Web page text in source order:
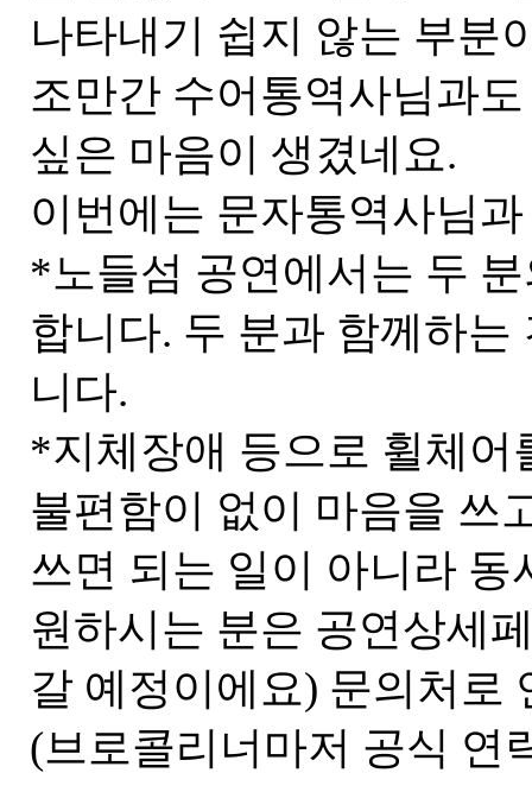
나타내기 쉽지 않는 부분
조만간 수어통역사님과
싶은 마음이 생겼네요.
이번에는 문자통역사님
*노들섬 공연에서는 두
합니다. 두 분과 함께하
니다.
*지체장애 등으로 휠체어
불편함이 없이 마음을 쓰
쓰면 되는 일이 아니라
원하시는 분은 공연상세
갈 예정이에요) 문의처로
(브로콜리너마저 공식 연